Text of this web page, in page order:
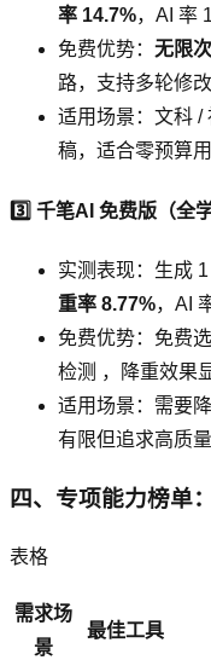
率 14.7%，AI 率
免费优势： 无限
路，支持多轮修
适用场景：文科 /
稿，适合零预算
3️⃣ 千笔AI 免费版（全
实测表现：生成
重率 8.77%，AI
免费优势：免费
检测 ，降重效果
适用场景：需要
有限但追求高质
四、专项能力榜单
表格
需求场
景
最佳工具